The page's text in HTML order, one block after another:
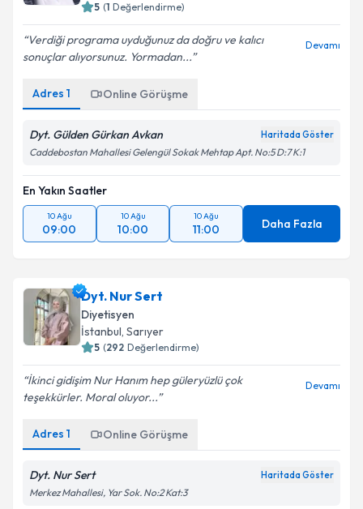
5 (1 Değerlendirme)
Verdiği programa uyduğunuz da doğru ve kalıcı
sonuçlar alıyorsunuz. Yormadan...
Devamı
Adres 1 Online Görüşme
Dyt. Gülden Gürkan Avkan Haritada Göster
Caddebostan Mahallesi Gelengül Sokak Mehtap Apt. No:5 D:7 K:1
En Yakın Saatler
10 Ağu
09:00
10 Ağu
10:00
10 Ağu
11:00 Daha Fazla
Dyt. Nur Sert
Diyetisyen
İstanbul, Sarıyer
5 (292 Değerlendirme)
İkinci gidişim Nur Hanım hep güleryüzlü çok
teşekkürler. Moral oluyor...
Devamı
Adres 1 Online Görüşme
Dyt. Nur Sert Haritada Göster
Merkez Mahallesi, Yar Sok. No:2 Kat:3